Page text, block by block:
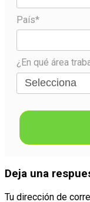
País*
¿En qué área
Deja una
Tu dirección de